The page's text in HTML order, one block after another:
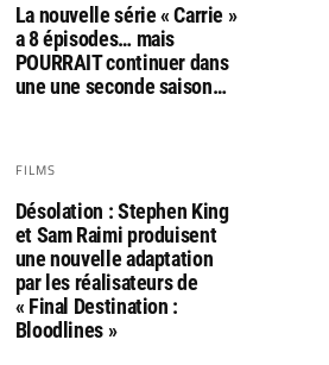
La nouvelle série « Carrie »
a 8 épisodes… mais
POURRAIT continuer dans
une une seconde saison…
FILMS
Désolation : Stephen King
et Sam Raimi produisent
une nouvelle adaptation
par les réalisateurs de
« Final Destination :
Bloodlines »